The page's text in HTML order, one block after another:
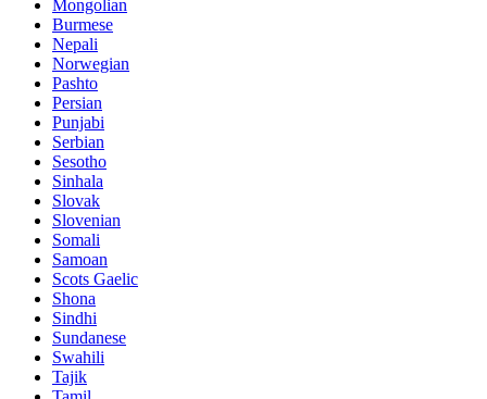
Mongolian
Burmese
Nepali
Norwegian
Pashto
Persian
Punjabi
Serbian
Sesotho
Sinhala
Slovak
Slovenian
Somali
Samoan
Scots Gaelic
Shona
Sindhi
Sundanese
Swahili
Tajik